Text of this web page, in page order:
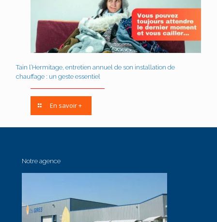
Tain l’Hermitage, entretien annuel de son installation de
chauffage : un geste essentiel
En savoir +
Notre agence